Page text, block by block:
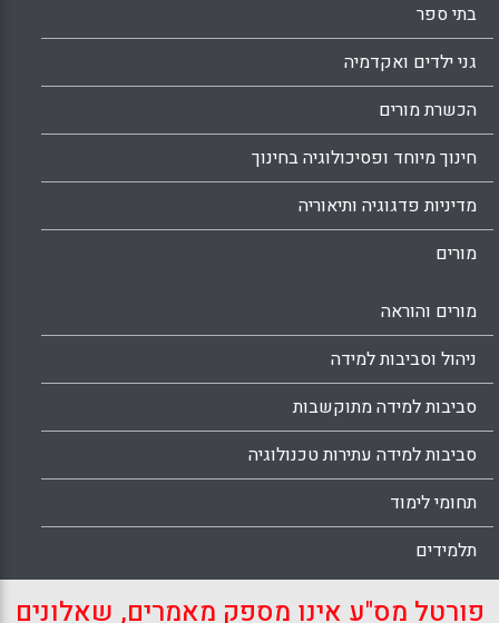
בתי ספר
גני ילדים ואקדמיה
הכשרת מורים
חינוך מיוחד ופסיכולוגיה בחינוך
מדיניות פדגוגיה ותיאוריה
מורים
מורים והוראה
ניהול וסביבות למידה
סביבות למידה מתוקשבות
סביבות למידה עתירות טכנולוגיה
תחומי לימוד
תלמידים
פורטל מס"ע אינו מספק מאמרים, שאלונים